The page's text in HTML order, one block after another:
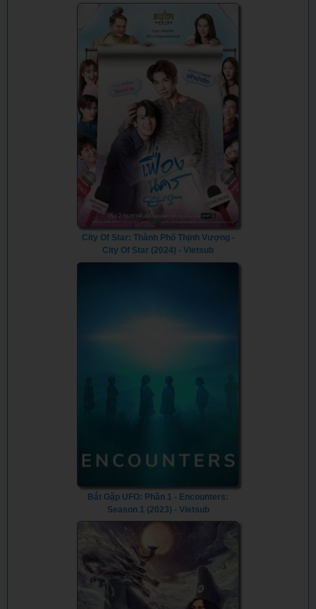
City Of Star: Thành Phố Thịnh Vượng -
City Of Star (2024) - Vietsub
Bắt Gặp UFO: Phần 1 - Encounters:
Season 1 (2023) - Vietsub